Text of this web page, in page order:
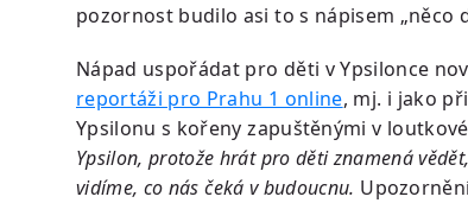
pozornost budilo asi to s nápisem „něco
Nápad uspořádat pro děti v Ypsilonce
reportáži pro Prahu 1 online, mj. i jako
Ypsilonu s kořeny zapuštěnými v
Ypsilon, protože hrát pro děti znamená
vidíme, co nás čeká v budoucnu.